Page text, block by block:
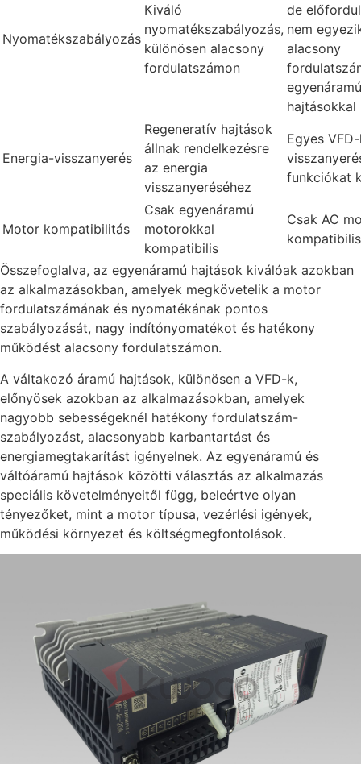
Nyomatékszabályozás
Kiváló
nyomatékszabályozás,
különösen alacsony
fordulatszámon
de
nem
alacsony
egyenáramú
hajtásokkal
Energia-visszanyerés
Regeneratív hajtások
állnak rendelkezésre
az energia
visszanyeréséhez
Egyes
funkciókat
Motor kompatibilitás
Csak egyenáramú
motorokkal
kompatibilis
Csak AC
kompatibilis
Összefoglalva, az egyenáramú hajtások kiválóak azokban
az alkalmazásokban, amelyek megkövetelik a motor
fordulatszámának és nyomatékának pontos
szabályozását, nagy indítónyomatékot és hatékony
működést alacsony fordulatszámon.
A váltakozó áramú hajtások, különösen a VFD-k,
előnyösek azokban az alkalmazásokban, amelyek
nagyobb sebességeknél hatékony fordulatszám-
szabályozást, alacsonyabb karbantartást és
energiamegtakarítást igényelnek. Az egyenáramú és
váltóáramú hajtások közötti választás az alkalmazás
speciális követelményeitől függ, beleértve olyan
tényezőket, mint a motor típusa, vezérlési igények,
működési környezet és költségmegfontolások.